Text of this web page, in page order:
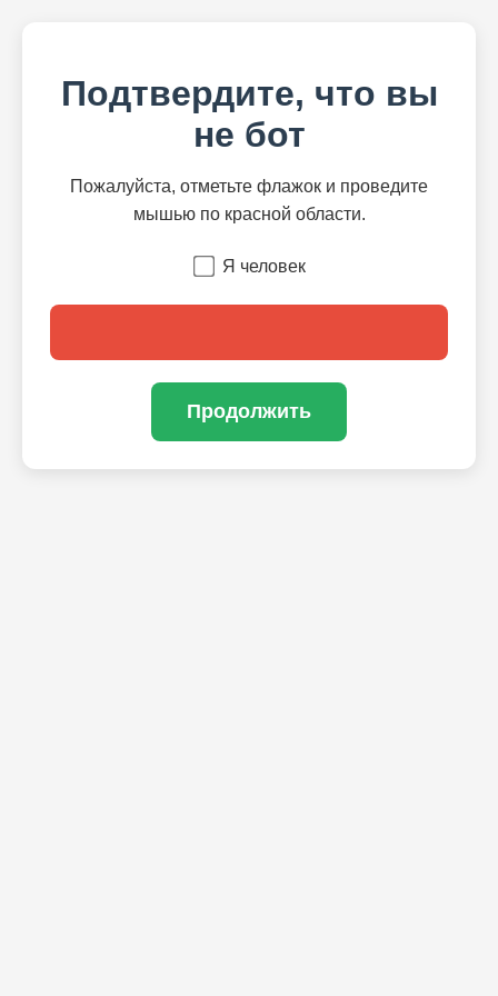
Подтвердите, что вы
не бот
Пожалуйста, отметьте флажок и проведите
мышью по красной области.
Я человек
Продолжить